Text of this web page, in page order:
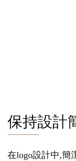
保持設計
在logo設計中,簡